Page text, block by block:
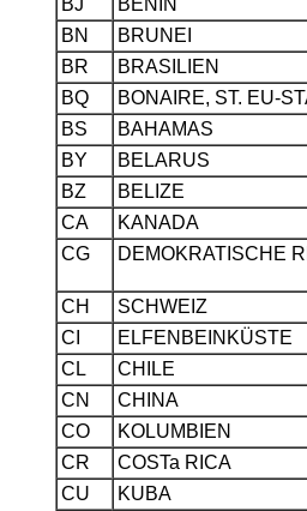
BN
BRUNEI
BR
BRASILIEN
BQ
BONAIRE, ST. EU-
BS
BAHAMAS
BY
BELARUS
BZ
BELIZE
CA
KANADA
CG
DEMOKRATISCHE
CH
SCHWEIZ
CI
ELFENBEINKÜSTE
CL
CHILE
CN
CHINA
CO
KOLUMBIEN
CR
COSTa RICA
CU
KUBA